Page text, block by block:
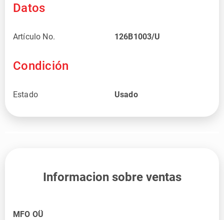
Datos
Artículo No. 126B1003/U
Condición
Estado Usado
Informacion sobre ventas
MFO OÜ